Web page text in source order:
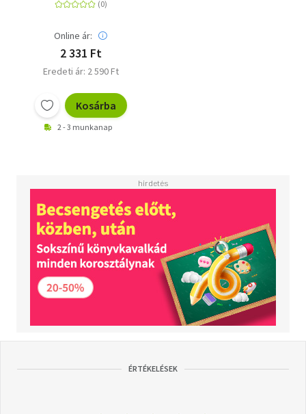
Online ár:
2 331 Ft
Eredeti ár: 2 590 Ft
Kosárba
2 - 3 munkanap
ÉRTÉKELÉSEK